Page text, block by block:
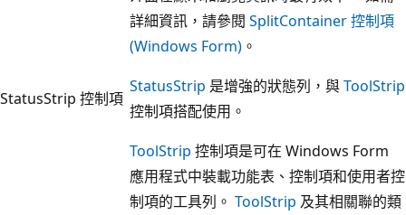
詳細資訊，請參閱 SplitContainer 控制項
(Windows Form) 。
StatusStrip 控制項
StatusStrip 是增強的狀態列，與ToolStrip
控制項搭配使用。
ToolStrip 控制項是可在 Windows Form
應用程式中裝載功能表、控制項和使用者控
制項的工具列。 ToolStrip 及其相關聯的類